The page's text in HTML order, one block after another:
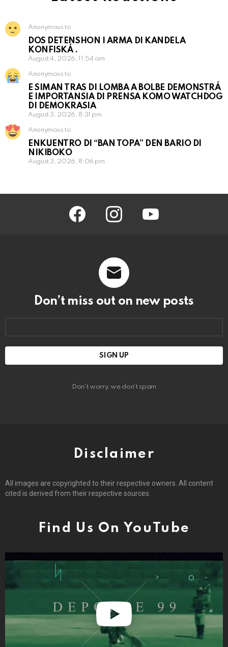
Anonymous to
DOS DETENSHON I ARMA DI KANDELA
KONFISKÁ .
August 4, 2026, 11:54 am
Anonymous to
E SIMAN TRAS DI LOMBA A BOLBE DEMONSTRÁ
E IMPORTANSIA DI PRENSA KOMO WATCHDOG
DI DEMOKRASIA
August 3, 2026, 8:31 pm
Anonymous to
ENKUENTRO DI “BAN TOPA” DEN BARIO DI
NIKIBOKO
August 3, 2026, 8:06 pm
facebook instagram youtube
Don’t miss out on new posts
Don't worry, we don't spam
Disclaimer
All images are copyrighted to their respective owners. All content
cited is derived from their respective sources.
Find Us On YouTube